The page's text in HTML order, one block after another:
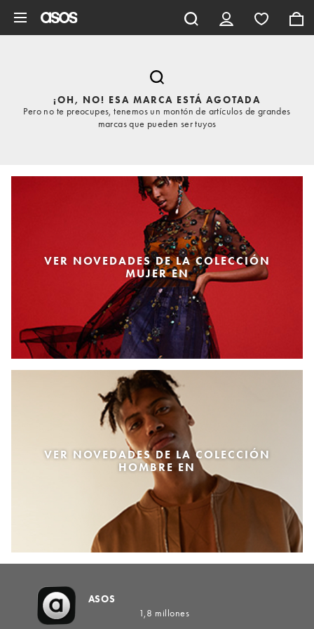
¡OH, NO! ESA MARCA ESTÁ AGOTADA
Pero no te preocupes, tenemos un montón de artículos de grandes
marcas que pueden ser tuyos
VER NOVEDADES DE LA COLECCIÓN
MUJER EN
VER NOVEDADES DE LA COLECCIÓN
HOMBRE EN
ASOS
1,8 millones